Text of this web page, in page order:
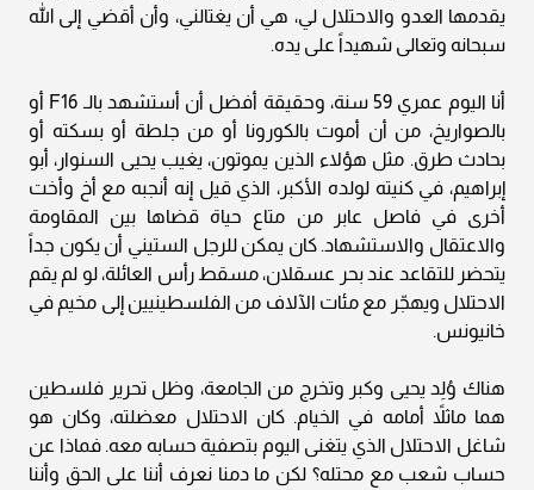
يقدمها العدو والاحتلال لي، هي أن يغتالني، وأن أقضي إلى الله
سبحانه وتعالى شهيداً على يده.
أنا اليوم عمري 59 سنة، وحقيقة أفضل أن أستشهد بالـ F16 أو
بالصواريخ، من أن أموت بالكورونا أو من جلطة أو بسكته أو
بحادث طرق. مثل هؤلاء الذين يموتون، يغيب يحيى السنوار، أبو
إبراهيم، في كنيته لولده الأكبر، الذي قيل إنه أنجبه مع أخ وأخت
أخرى في فاصل عابر من متاع حياة قضاها بين المقاومة
والاعتقال والاستشهاد. كان يمكن للرجل الستيني أن يكون جداً
يتحضر للتقاعد عند بحر عسقلان، مسقط رأس العائلة، لو لم يقم
الاحتلال ويهجّر مع مئات الآلاف من الفلسطينيين إلى مخيم في
خانيونس.
هناك وُلِد يحيى وكبر وتخرج من الجامعة، وظل تحرير فلسطين
هما ماثلاً أمامه في الخيام. كان الاحتلال معضلته، وكان هو
شاغل الاحتلال الذي يتغنى اليوم بتصفية حسابه معه. فماذا عن
حساب شعب مع محتله؟ لكن ما دمنا نعرف أننا على الحق وأننا